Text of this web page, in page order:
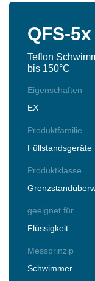
QFS-
Teflon
bis 150°C
Eigenschaften
EX
Produktfamilie
Füllstandsgeräte
Produktklasse
geeignet für
Flüssigkeit
Messprinzip
Schwimmer